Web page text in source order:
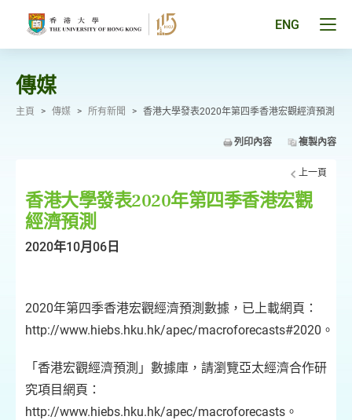
ENG
傳媒
主頁 > 傳媒 > 所有新聞 > 香港大學發表2020年第四季香港宏觀經濟預測
列印內容 複製內容
上一頁
香港大學發表2020年第四季香港宏觀
經濟預測
2020年10月06日
2020年第四季香港宏觀經濟預測數據，已上載網頁：
http://www.hiebs.hku.hk/apec/macroforecasts#2020。
「香港宏觀經濟預測」數據庫，請瀏覽亞太經濟合作研
究項目網頁：
http://www.hiebs.hku.hk/apec/macroforecasts。